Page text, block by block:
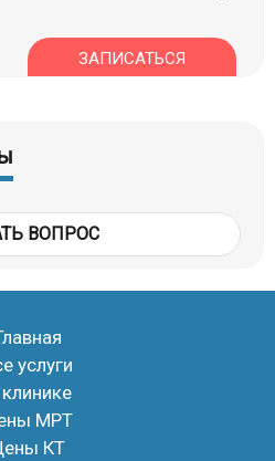
ЗАПИСАТЬСЯ
ВОПРОС
услуги
МРТ
КТ